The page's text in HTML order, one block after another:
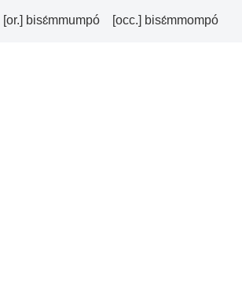
[or.] bisɛ́mmumpó [occ.] bisɛ́mmompó